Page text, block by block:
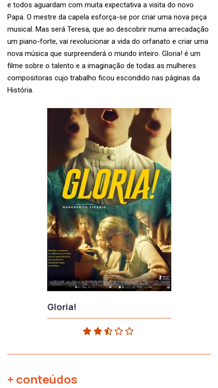
Gloria!
e todos aguardam com muita expectativa a visita do novo
Papa. O mestre da capela esforça-se por criar uma nova peça
musical. Mas será Teresa, que ao descobrir numa arrecadação
um piano-forte, vai revolucionar a vida do orfanato e criar uma
nova música que surpreenderá o mundo inteiro. Gloria! é um
filme sobre o talento e a imaginação de todas as mulheres
compositoras cujo trabalho ficou escondido nas páginas da
História.
+ conteúdos